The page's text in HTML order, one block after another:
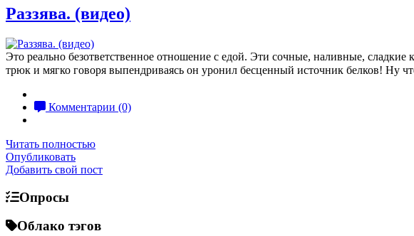
Раззява. (видео)
Это реально безответственное отношение с едой. Эти сочные, наливные, сладкие
трюк и мягко говоря выпендриваясь он уронил бесценный источник белков! Ну
Комментарии (0)
Читать полностью
Опубликовать
Добавить свой пост
Опросы
Облако тэгов